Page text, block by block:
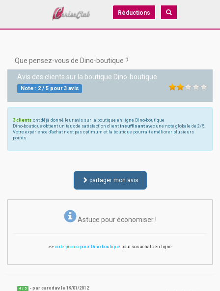
Réductions
Que pensez-vous de Dino-boutique ?
Avis des clients sur la boutique Dino-boutique
Note : 2/ 5pour3avis
3 clients ont déjà donné leur avis sur la boutique en ligne Dino-boutique
Dino-boutique obtient un taux de satisfaction client insuffisant avec une note globale de 2/5.
Votre expérience d'achat n'est pas optimum et la boutique pourrait améliorer plusieurs
points.
partager mon avis
Astuce pour économiser !
>> code promo pour Dino-boutique pour vos achats en ligne
4 / 5 - parcarodav le19/01/2012